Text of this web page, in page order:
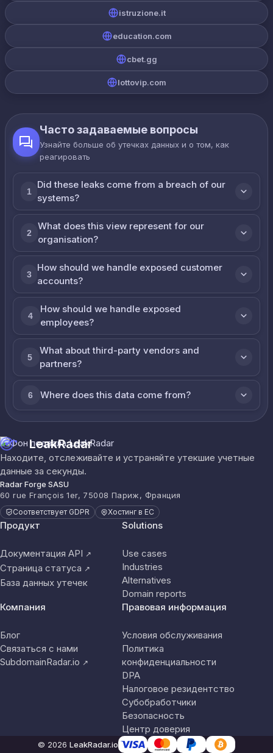
istruzione.it
education.com
cbet.gg
lottovip.com
Часто задаваемые вопросы
Узнайте больше об утечках данных и о том, как
реагировать
1
Did these leaks come from a breach of our
systems?
2
What does this view represent for our
organisation?
3
How should we handle exposed customer
accounts?
4
How should we handle exposed
employees?
5
What about third-party vendors and
partners?
6 Where does this data come from?
LeakRadar
Находите, отслеживайте и устраняйте утекшие учетные
данные за секунды.
Radar Forge SASU
60 rue François 1er, 75008 Париж, Франция
Соответствует GDPR Хостинг в ЕС
Продукт
Документация API ↗
Страница статуса ↗
База данных утечек
Solutions
Use cases
Industries
Alternatives
Domain reports
Компания
Блог
Связаться с нами
SubdomainRadar.io ↗
Правовая информация
Условия обслуживания
Политика
конфиденциальности
DPA
Налоговое резидентство
Субобработчики
Безопасность
Центр доверия
© 2026 LeakRadar.io